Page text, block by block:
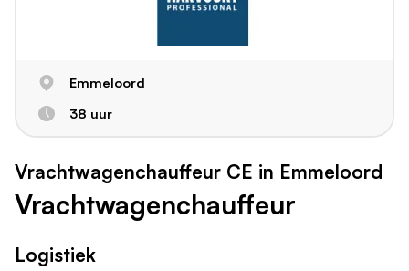
Emmeloord
38 uur
Vrachtwagenchauffeur CE in Emmeloord
Vrachtwagenchauffeur
Logistiek